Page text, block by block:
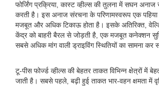
फोर्जिंग प्रक्रिया, कास्ट व्हील्स की तुलना में सघन अनाज
करती है। इस अनाज संरचना के परिणामस्वरूप एक पहिया
मजबूत और अधिक टिकाऊ होता है। इसके अतिरिक्त,
केंद्र को बाहरी बैरल से जोड़ती है, एक मजबूत कनेक्शन
सबसे अधिक मांग वाली ड्राइविंग स्थितियों का सामना कर
टू-पीस फोर्ज्ड व्हील्स की बेहतर ताकत विभिन्न क्षेत्रों में
जाती है। सबसे पहले, बढ़ी हुई ताकत भार-वहन क्षमता में